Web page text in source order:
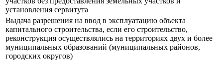
установления сервитута
Выдача разрешения на ввод в эксплуатацию объекта
капитального строительства, если его строительство,
реконструкция осуществлялись на территориях двух и более
муниципальных образований (муниципальных районов,
городских округов)